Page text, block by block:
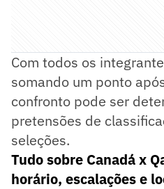
Com todos os
somando um ponto
confronto pode ser
pretensões de
seleções.
Tudo sobre Canadá x
horário, escalações e